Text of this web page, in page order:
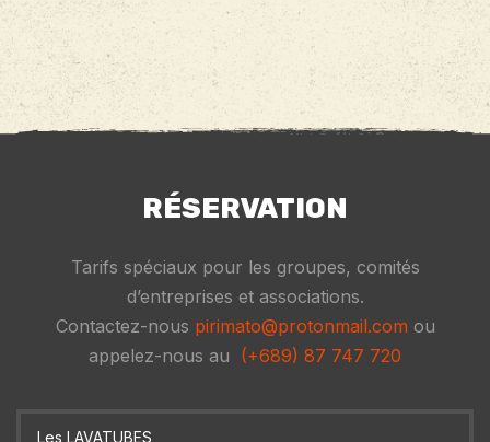
RÉSERVATION
Tarifs spéciaux pour les groupes, comités
d’entreprises et associations.
Contactez-nous pirimato@protonmail.com ou
appelez-nous au (+689) 87 747 720